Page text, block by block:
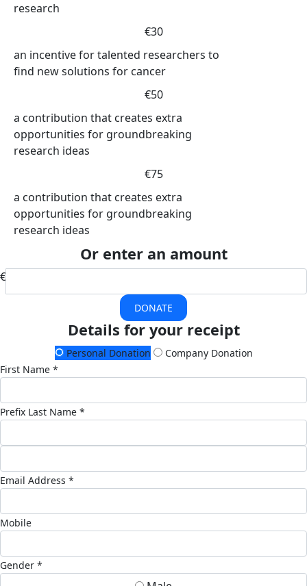
research
€30
an incentive for talented researchers to
find new solutions for cancer
€50
a contribution that creates extra
opportunities for groundbreaking
research ideas
€75
a contribution that creates extra
opportunities for groundbreaking
research ideas
Or enter an amount
€
DONATE
Details for your receipt
Personal Donation
Company Donation
First Name *
Prefix Last Name *
Email Address *
Mobile
Gender *